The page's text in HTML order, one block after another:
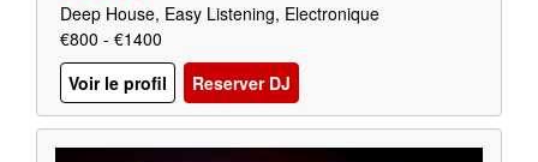
Deep House, Easy Listening, Electronique
€800 - €1400
Voir le profil
Reserver DJ